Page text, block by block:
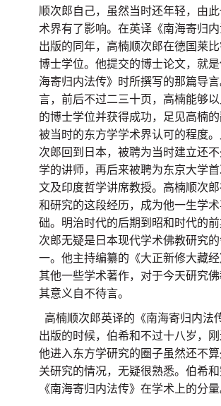
顺次郎自己，虽然当时还年轻，由
术界有了影响。在英译《南海寄归
出版的同年，高楠顺次郎在德国莱
博士学位。他提交的博士论文，就
海寄归内法传》时所撰写的那篇导
言，前后不过二三十页，高楠能够
的博士学位并获得成功，足见高楠
被当时的东方学学术界认可的程度
次郎回到日本，被聘为当时建立还
学的讲师，再后来被聘为东京大学
文及印度哲学讲席教授。高楠顺次
和研究的这段经历，成为他一生学
础。明治时代的后期到昭和时代的
次郎无疑是日本现代学术佛教研究
一。他主持编纂的《大正新修大藏
其他一些学术著作，对于今天研究佛
其意义自不待言。
高楠顺次郎英译的《南海寄归内法
出版的时候，伯希和不过十八岁，刚
他进入东方学研究的圈子虽然还不
关研究的情况，无疑很熟悉。伯希
《南海寄归内法传》在学术上的分量